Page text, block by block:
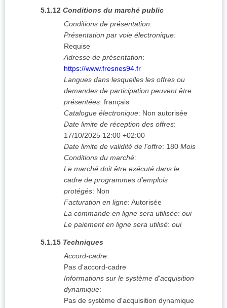
5.1.12 Conditions du marché public
Conditions de présentation:
Présentation par voie électronique:
Requise
Adresse de présentation:
https://www.fresnes94.fr
Langues dans lesquelles les offres ou
demandes de participation peuvent être
présentées: français
Catalogue électronique: Non autorisée
Date limite de réception des offres:
17/10/2025 12:00 +02:00
Date limite de validité de l'offre: 180 Mois
Conditions du marché:
Le marché doit être exécuté dans le
cadre de programmes d'emplois
protégés: Non
Facturation en ligne: Autorisée
La commande en ligne sera utilisée: oui
Le paiement en ligne sera utilisé: oui
5.1.15 Techniques
Accord-cadre:
Pas d'accord-cadre
Informations sur le système d'acquisition
dynamique:
Pas de système d'acquisition dynamique